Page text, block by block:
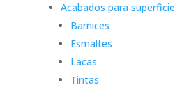
Acabados para superficie
Barnices
Esmaltes
Lacas
Tintas